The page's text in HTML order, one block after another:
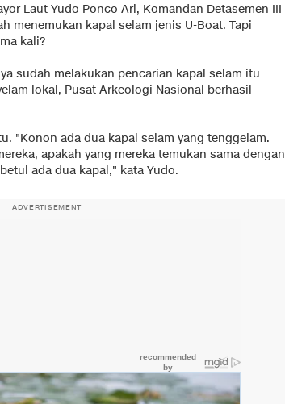
Laut Yudo Ponco Ari, Komandan Detasemen III
menemukan kapal selam jenis U-Boat. Tapi
kali?
sudah melakukan pencarian kapal selam itu
lokal, Pusat Arkeologi Nasional berhasil
"Konon ada dua kapal selam yang tenggelam.
apakah yang mereka temukan sama dengan
ada dua kapal," kata Yudo.
ADVERTISEMENT